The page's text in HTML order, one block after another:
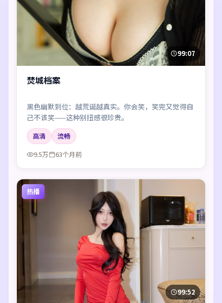
99:07
焚城档案
黑色幽默到位：越荒诞越真实。你会笑，笑完又觉得自
己不该笑——这种别扭感很珍贵。
高清
流畅
9.5万
63个月前
热播
99:52